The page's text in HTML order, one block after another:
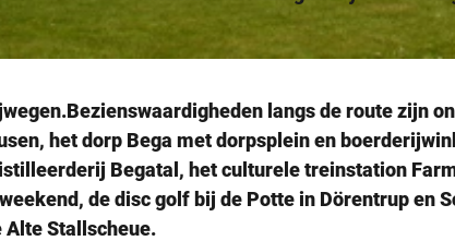
Bezienswaardigheden langs de route zijn
het dorp Bega met dorpsplein en
Begatal, het culturele treinstation
de disc golf bij de Potte in Dörentrup en
Stallscheue.